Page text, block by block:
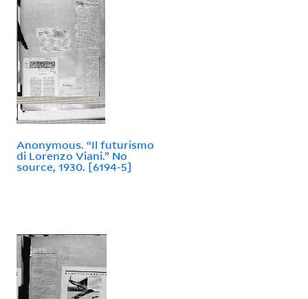
Anonymous. “Il futurismo
di Lorenzo Viani.” No
source, 1930. [6194-5]